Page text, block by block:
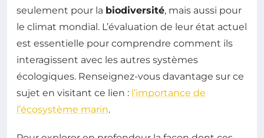
seulement pour la biodiversité, mais aussi pour
le climat mondial. L’évaluation de leur état actuel
est essentielle pour comprendre comment ils
interagissent avec les autres systèmes
écologiques. Renseignez-vous davantage sur ce
sujet en visitant ce lien : l’importance de
l’écosystème marin.